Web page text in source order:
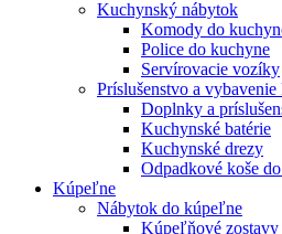
Kuchynský nábytok
Komody do
Police do kuchyne
Servírovacie vozíky
Príslušenstvo a vybavenie
Doplnky a
Kuchynské batérie
Kuchynské drezy
Odpadkové koše
Kúpeľne
Nábytok do kúpeľne
Kúpeľňové zostavy